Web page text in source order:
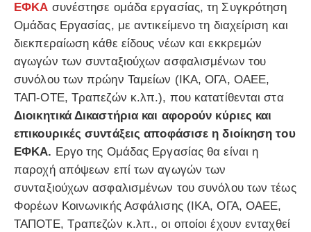
ΕΦΚΑ συνέστησε ομάδα εργασίας, τη Συγκρότηση
Ομάδας Εργασίας, με αντικείμενο τη διαχείριση και
διεκπεραίωση κάθε είδους νέων και εκκρεμών
αγωγών των συνταξιούχων ασφαλισμένων του
συνόλου των πρώην Ταμείων (ΙΚΑ, ΟΓΑ, ΟΑΕΕ,
ΤΑΠ-ΟΤΕ, Τραπεζών κ.λπ.), που κατατίθενται στα
Διοικητικά Δικαστήρια και αφορούν κύριες και
επικουρικές συντάξεις αποφάσισε η διοίκηση του
ΕΦΚΑ. Εργο της Ομάδας Εργασίας θα είναι η
παροχή απόψεων επί των αγωγών των
συνταξιούχων ασφαλισμένων του συνόλου των τέως
Φορέων Κοινωνικής Ασφάλισης (ΙΚΑ, ΟΓΑ, ΟΑΕΕ,
ΤΑΠΟΤΕ, Τραπεζών κ.λπ., οι οποίοι έχουν ενταχθεί